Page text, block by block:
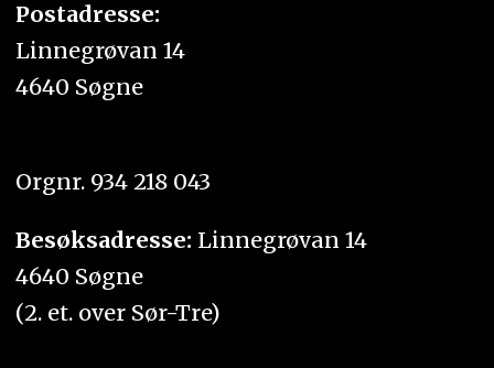
Postadresse:
Linnegrøvan 14
4640 Søgne
Orgnr. 934 218 043
Besøksadresse: Linnegrøvan 14
4640 Søgne
(2. et. over Sør-Tre)